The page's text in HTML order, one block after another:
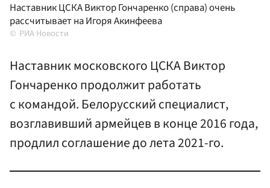
Наставник ЦСКА Виктор Гончаренко (справа) очень
рассчитывает на Игоря Акинфеева
РИА Новости
Наставник московского ЦСКА Виктор
Гончаренко продолжит работать
с командой. Белорусский специалист,
возглавивший армейцев в конце 2016 года,
продлил соглашение до лета 2021-го.